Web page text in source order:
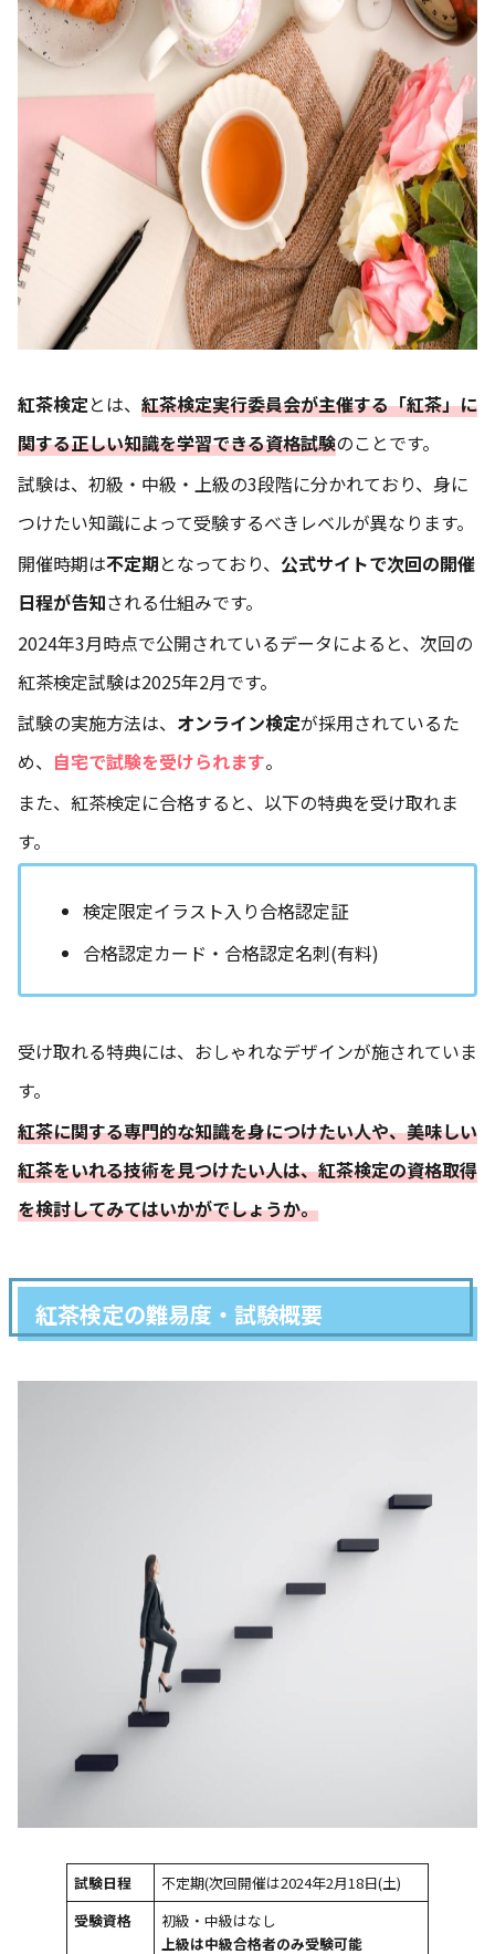
紅茶検定とは、 紅茶検定実行委員会が主催する「紅茶」に
関する正しい知識を学習できる資格試験のことです。
試験は、初級・中級・上級の3段階に分かれており、身に
つけたい知識によって受験するべきレベルが異なります。
開催時期は不定期となっており、 公式サイトで次回の開催
日程が告知される仕組みです。
2024年3月時点で公開されているデータによると、次回の
紅茶検定試験は2025年2月です。
試験の実施方法は、 オンライン検定が採用されているた
め、 自宅で試験を受けられます。
また、紅茶検定に合格すると、以下の特典を受け取れま
す。
検定限定イラスト入り合格認定証
合格認定カード・合格認定名刺(有料)
受け取れる特典には、おしゃれなデザインが施されていま
す。
紅茶に関する専門的な知識を身につけたい人や、美味しい
紅茶をいれる技術を見つけたい人は、紅茶検定の資格取得
を検討してみてはいかがでしょうか。
紅茶検定の難易度・試験概要
試験日程
不定期(次回開催は2024年2月18日(土)
受験資格
初級・中級はなし
上級は中級合格者のみ受験可能